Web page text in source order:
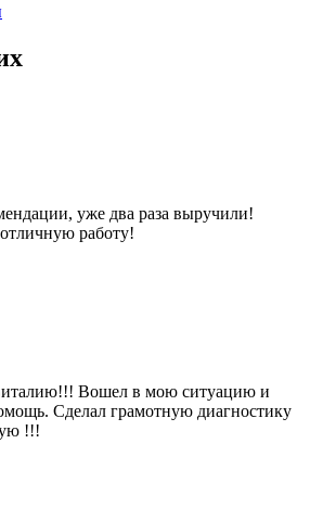
уже два раза выручили!
работу!
Вошел в мою ситуацию и
Сделал грамотную диагностику
!!!